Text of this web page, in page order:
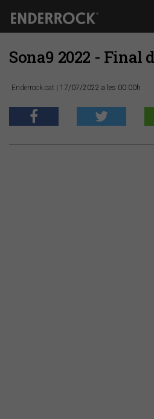
Sona9 2022 - Final
Enderrock.cat | 17/07/2022 a les 00:00h